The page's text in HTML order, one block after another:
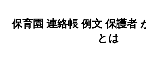
保育園 連絡帳 例文 保護者
とは